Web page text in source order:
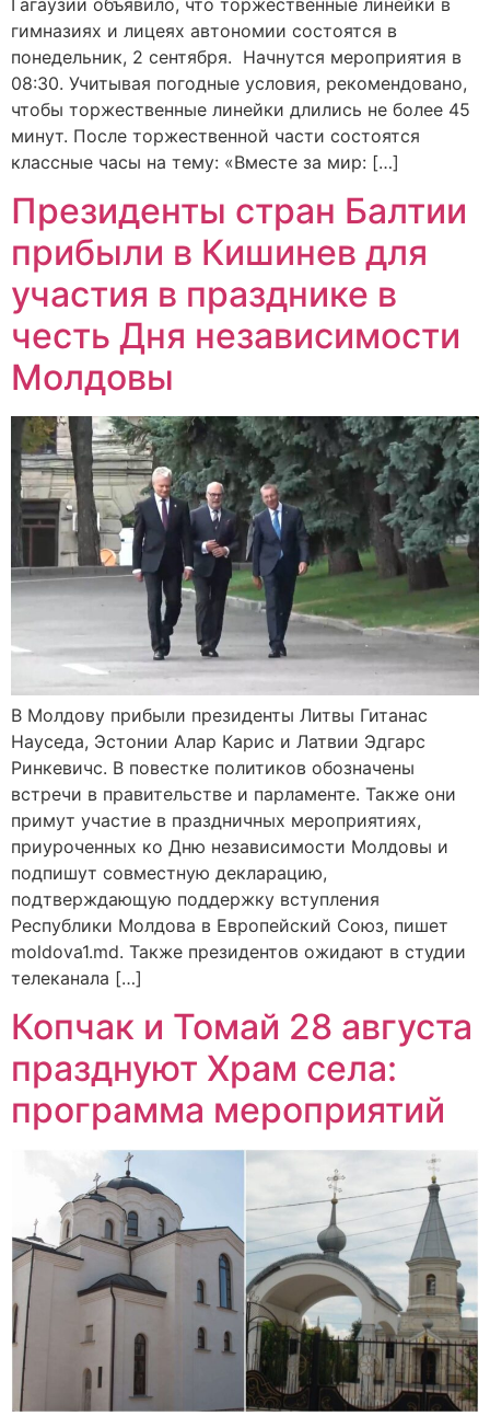
гимназиях и лицеях автономии состоятся в
понедельник, 2 сентября. Начнутся мероприятия в
08:30. Учитывая погодные условия, рекомендовано,
чтобы торжественные линейки длились не более 45
минут. После торжественной части состоятся
классные часы на тему: «Вместе за мир: […]
Президенты стран Балтии
прибыли в Кишинев для
участия в празднике в
честь Дня независимости
Молдовы
В Молдову прибыли президенты Литвы Гитанас
Науседа, Эстонии Алар Карис и Латвии Эдгарс
Ринкевичс. В повестке политиков обозначены
встречи в правительстве и парламенте. Также они
примут участие в праздничных мероприятиях,
приуроченных ко Дню независимости Молдовы и
подпишут совместную декларацию,
подтверждающую поддержку вступления
Республики Молдова в Европейский Союз, пишет
moldova1.md. Также президентов ожидают в студии
телеканала […]
Копчак и Томай 28 августа
празднуют Храм села:
программа мероприятий